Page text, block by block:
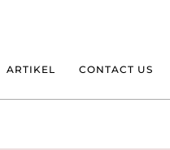
ARTIKEL CONTACT US